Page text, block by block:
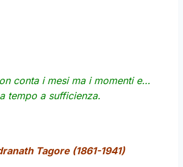
conta i mesi ma i momenti e…
tempo a sufficienza.
Tagore (1861-1941)